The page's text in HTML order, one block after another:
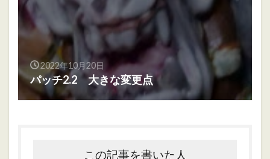
2022年10月20日
パッチ2.2 大きな変更点
この記事を書いた人